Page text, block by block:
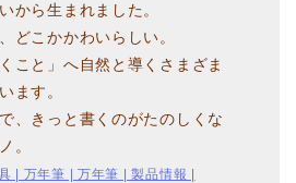
から生まれました。
どこかかわいらしい。
こと」へ自然と導くさまざま
ます。
、きっと書くのがたのしくな
。
| 万年筆 | 万年筆 | 製品情報 |